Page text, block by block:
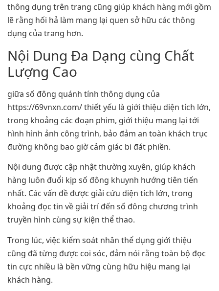
thông dụng trên trang cũng giúp khách hàng mới gồm
lẽ rằng hối hả làm mang lại quen sở hữu các thông
dụng của trang hơn.
Nội Dung Đa Dạng cùng Chất
Lượng Cao
giữa số đông quánh tính thông dụng của
https://69vnxn.com/ thiết yếu là giới thiệu diện tích lớn,
trong khoảng các đoạn phim, giới thiệu mang lại tới
hình hình ảnh công trình, bảo đảm an toàn khách trục
đường không bao giờ cảm giác bi đát phiền.
Nội dung được cập nhật thường xuyên, giúp khách
hàng luôn đuổi kịp số đông khuynh hướng tiên tiến
nhất. Các vấn đề được giải cứu diện tích lớn, trong
khoảng đọc tin về giải trí đến số đông chương trình
truyền hình cùng sự kiện thể thao.
Trong lúc, việc kiểm soát nhân thể dụng giới thiệu
cũng đã từng được coi sóc, đảm nói rằng toàn bộ đọc
tin cực nhiều là bền vững cùng hữu hiệu mang lại
khách hàng.